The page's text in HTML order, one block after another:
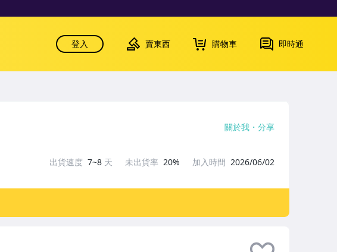
登入 賣東西 購物車 即時通
關於我 分享
出貨速度 7~8 天 未出貨率 20% 加入時間 2026/06/02